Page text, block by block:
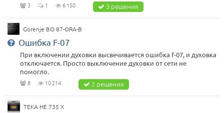
3 1 6 150 3 решения
Gorenje BO 87-ORA-B
Ошибка F-07
При включении духовки высвечивается ошибка f-07, и духовка
отключается. Просто выключение духовки от сети не
помогло.
8 10 214 2 решения
TEKA HE 735 X